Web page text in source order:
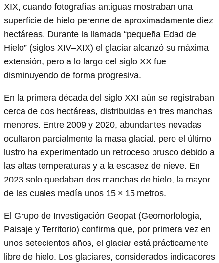
XIX, cuando fotografías antiguas mostraban una
superficie de hielo perenne de aproximadamente diez
hectáreas. Durante la llamada “pequeña Edad de
Hielo” (siglos XIV–XIX) el glaciar alcanzó su máxima
extensión, pero a lo largo del siglo XX fue
disminuyendo de forma progresiva.
En la primera década del siglo XXI aún se registraban
cerca de dos hectáreas, distribuidas en tres manchas
menores. Entre 2009 y 2020, abundantes nevadas
ocultaron parcialmente la masa glacial, pero el último
lustro ha experimentado un retroceso brusco debido a
las altas temperaturas y a la escasez de nieve. En
2023 solo quedaban dos manchas de hielo, la mayor
de las cuales medía unos 15 × 15 metros.
El Grupo de Investigación Geopat (Geomorfología,
Paisaje y Territorio) confirma que, por primera vez en
unos setecientos años, el glaciar está prácticamente
libre de hielo. Los glaciares, considerados indicadores